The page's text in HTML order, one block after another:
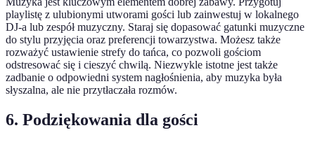
playlistę z ulubionymi utworami gości lub zainwestuj w lokalnego
DJ-a lub zespół muzyczny. Staraj się dopasować gatunki muzyczne
do stylu przyjęcia oraz preferencji towarzystwa. Możesz także
rozważyć ustawienie strefy do tańca, co pozwoli gościom
odstresować się i cieszyć chwilą. Niezwykle istotne jest także
zadbanie o odpowiedni system nagłośnienia, aby muzyka była
słyszalna, ale nie przytłaczała rozmów.
6. Podziękowania dla gości